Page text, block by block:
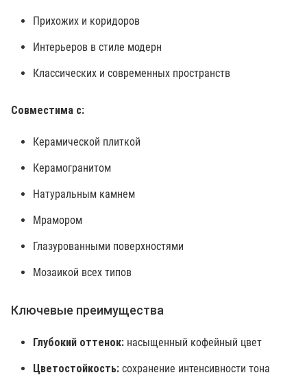
Прихожих и коридоров
Интерьеров в стиле модерн
Классических и современных пространств
Совместима с:
Керамической плиткой
Керамогранитом
Натуральным камнем
Мрамором
Глазурованными поверхностями
Мозаикой всех типов
Ключевые преимущества
Глубокий оттенок: насыщенный кофейный цвет
Цветостойкость: сохранение интенсивности тона